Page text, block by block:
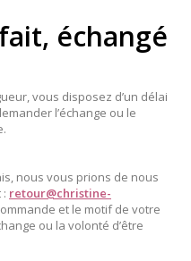
échangé
vous disposez d’un délai
l’échange ou le
nous vous prions de nous
retour@christine-
et le motif de votre
ou la volonté d’être